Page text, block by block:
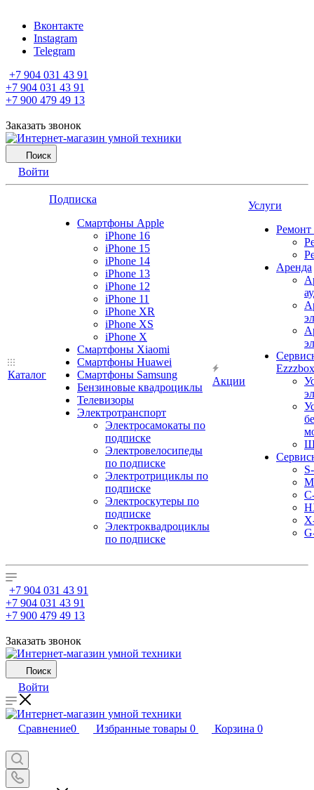
Вконтакте
Instagram
Telegram
+7 904 031 43 91
+7 904 031 43 91
+7 900 479 49 13
Заказать звонок
Поиск
Войти
Каталог
Подписка
Смартфоны Apple
iPhone 16
iPhone 15
iPhone 14
iPhone 13
iPhone 12
iPhone 11
iPhone XR
iPhone XS
iPhone X
Смартфоны Xiaomi
Смартфоны Huawei
Смартфоны Samsung
Бензиновые квадроциклы
Телевизоры
Электротранспорт
Электросамокаты по
подписке
Электровелосипеды
по подписке
Электротрициклы по
подписке
Электроскутеры по
подписке
Электроквадроциклы
по подписке
Акции
Услуги
Ремонт
Аренда
Ezzzbox
+7 904 031 43 91
+7 904 031 43 91
+7 900 479 49 13
Заказать звонок
Поиск
Войти
Сравнение0 Избранные товары 0 Корзина 0